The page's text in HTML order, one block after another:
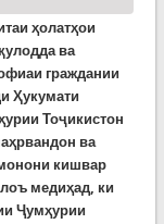
ҳолатҳои
ва
граждании
Ҳукумати
Тоҷикистон
ва
кишвар
медиҳад, ки
Ҷумҳурии